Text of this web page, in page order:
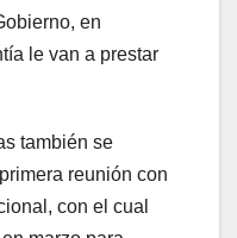
en
le van a prestar
también se
reunión con
con el cual